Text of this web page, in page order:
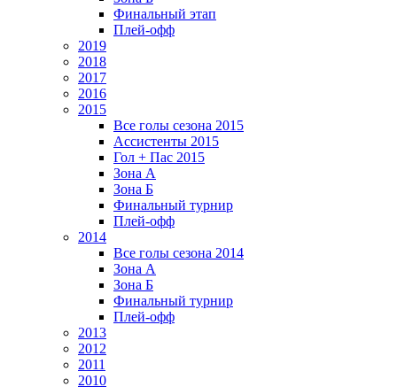
Финальный этап
Плей-офф
2019
2018
2017
2016
2015
Все голы сезона 2015
Ассистенты 2015
Гол + Пас 2015
Зона А
Зона Б
Финальный турнир
Плей-офф
2014
Все голы сезона 2014
Зона А
Зона Б
Финальный турнир
Плей-офф
2013
2012
2011
2010